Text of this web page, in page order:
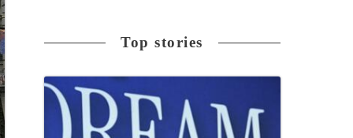
Top stories